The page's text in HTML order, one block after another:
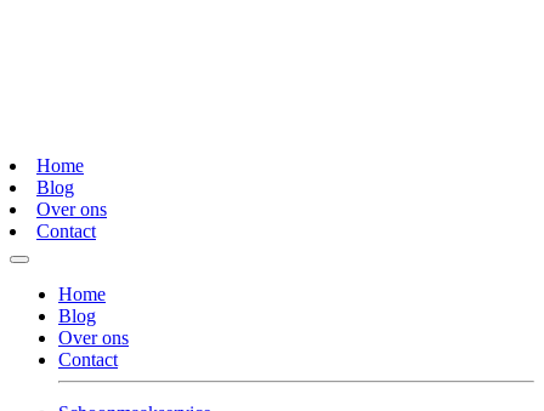
Home
Blog
Over ons
Contact
Home
Blog
Over ons
Contact